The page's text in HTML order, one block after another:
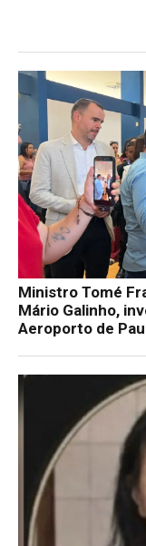
Ministro Tomé
Mário Galinho,
Aeroporto de